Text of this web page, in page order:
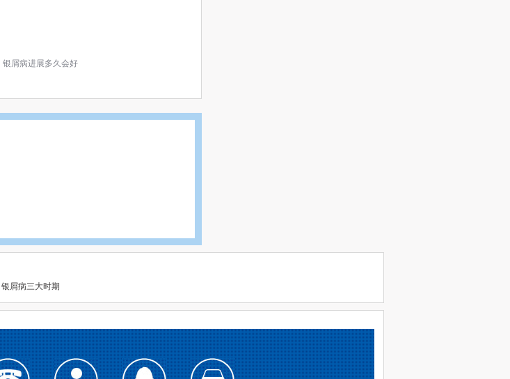
银屑病进展多久会好
银屑病三大时期